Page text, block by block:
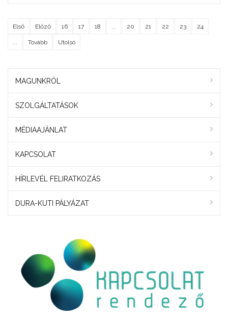
Első Előző 16 17 18 ... 20 21 22 23 24
... Tovább Utolsó
MAGUNKRÓL
SZOLGÁLTATÁSOK
MÉDIAAJÁNLAT
KAPCSOLAT
HÍRLEVÉL FELIRATKOZÁS
DURA-KUTI PÁLYÁZAT